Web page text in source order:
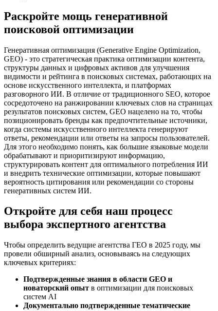
Раскройте мощь генеративной
поисковой оптимизации
Генеративная оптимизация (Generative Engine Optimization,
GEO) - это стратегическая практика оптимизации контента,
структуры данных и цифровых активов для улучшения
видимости и рейтинга в поисковых системах, работающих на
основе искусственного интеллекта, и платформах
разговорного ИИ. В отличие от традиционного SEO, которое
сосредоточено на ранжировании ключевых слов на страницах
результатов поисковых систем, GEO нацелено на то, чтобы
позиционировать бренды как предпочтительные источники,
когда системы искусственного интеллекта генерируют
ответы, рекомендации или ответы на запросы пользователей.
Для этого необходимо понять, как большие языковые модели
обрабатывают и приоритизируют информацию,
структурировать контент для оптимального потребления ИИ
и внедрить технические оптимизации, которые повышают
вероятность цитирования или рекомендации со стороны
генеративных систем ИИ.
Откройте для себя наш процесс
выбора экспертного агентства
Чтобы определить ведущие агентства ГЕО в 2025 году, мы
провели обширный анализ, основываясь на следующих
ключевых критериях:
Подтвержденные знания в области GEO и
новаторский опыт в оптимизации для поисковых
систем AI
Документально подтвержденные тематические